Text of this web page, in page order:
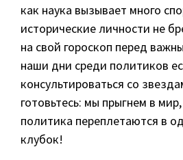
как наука вызывает много
исторические личности не
на свой гороскоп перед
наши дни среди политиков
консультироваться со
готовьтесь: мы прыгнем в
политика переплетаются в
клубок!